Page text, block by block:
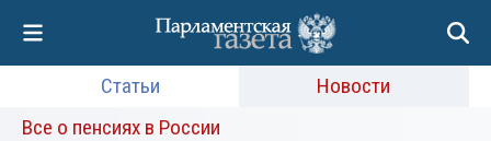
Статьи
Новости
Все о пенсиях в России